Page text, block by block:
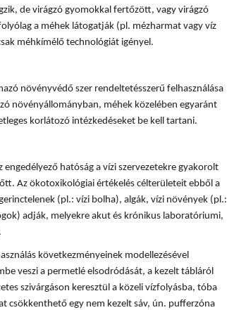
de virágzó gyomokkal fertőzött, vagy virágzó
a méhek látogatják (pl. mézharmat vagy víz
méhkímélő technológiát igényel.
növényvédő szer rendeltetésszerű felhasználása
növényállományban, méhek közelében egyaránt
korlátozó intézkedéseket be kell tartani.
hatóság a vízi szervezetekre gyakorolt
Az ökotoxikológiai értékelés célterületeit ebből a
(pl.: vízi bolha), algák, vízi növények (pl.:
adják, melyekre akut és krónikus laboratóriumi,
következményeinek modellezésével
veszi a permetlé elsodródását, a kezelt tábláról
szivárgáson keresztül a közeli vízfolyásba, tóba
csökkenthető egy nem kezelt sáv, ún. pufferzóna